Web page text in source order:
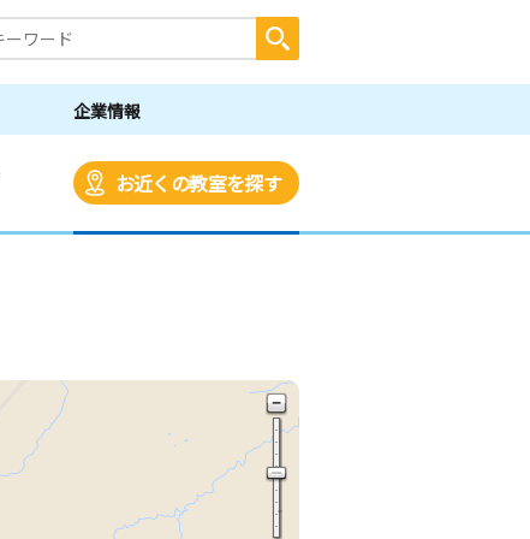
企業情報
お近くの教室を探す